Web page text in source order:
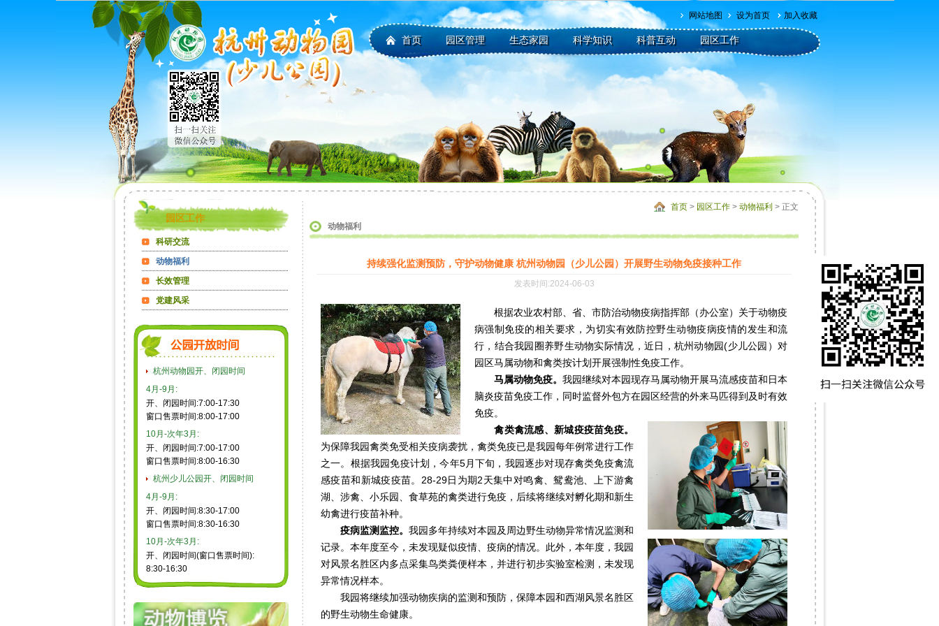
加入收藏
设为首页
网站地图
首页 园区管理 生态家园 科学知识 科普互动 园区工作
园区工作
科研交流
动物福利
长效管理
党建风采
杭州动物园开、闭园时间
4月-9月:
开、闭园时间:7:00-17:30
窗口售票时间:8:00-17:00
10月-次年3月:
开、闭园时间:7:00-17:00
窗口售票时间:8:00-16:30
杭州少儿公园开、闭园时间
4月-9月:
开、闭园时间:8:30-17:00
窗口售票时间:8:30-16:30
10月-次年3月:
开、闭园时间(窗口售票时间):
8:30-16:30
首页 > 园区工作 > 动物福利 > 正文
动物福利
持续强化监测预防，守护动物健康 杭州动物园（少儿公园）开展野生动物免疫接种工作
发表时间:2024-06-03
根据农业农村部、省、市防治动物疫病指挥部（办公室）关于动物疫
病强制免疫的相关要求，为切实有效防控野生动物疫病疫情的发生和流
行，结合我园圈养野生动物实际情况，近日，杭州动物园(少儿公园）对
园区马属动物和禽类按计划开展强制性免疫工作。
马属动物免疫。 我园继续对本园现存马属动物开展马流感疫苗和日本
脑炎疫苗免疫工作，同时监督外包方在园区经营的外来马匹得到及时有效
免疫。
禽类禽流感、新城疫疫苗免疫。
为保障我园禽类免受相关疫病袭扰，禽类免疫已是我园每年例常进行工作
之一。根据我园免疫计划，今年5月下旬，我园逐步对现存禽类免疫禽流
感疫苗和新城疫疫苗。28-29日为期2天集中对鸣禽、鸳鸯池、上下游禽
湖、涉禽、小乐园、食草苑的禽类进行免疫，后续将继续对孵化期和新生
幼禽进行疫苗补种。
疫病监测监控。 我园多年持续对本园及周边野生动物异常情况监测和
记录。本年度至今，未发现疑似疫情、疫病的情况。此外，本年度，我园
对风景名胜区内多点采集鸟类粪便样本，并进行初步实验室检测，未发现
异常情况样本。
我园将继续加强动物疾病的监测和预防，保障本园和西湖风景名胜区
的野生动物生命健康。